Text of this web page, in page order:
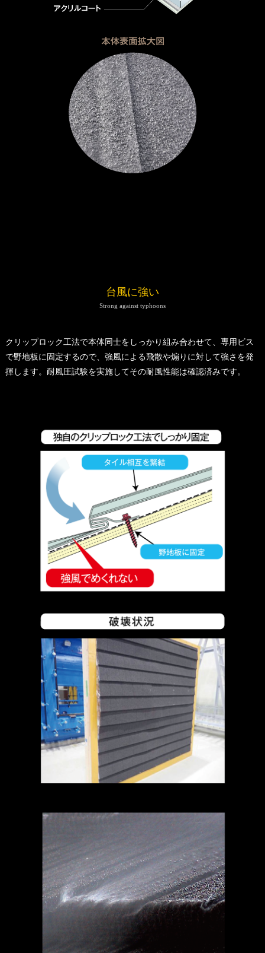
台風に強い
Strong against typhoons
クリップロック工法で本体同士をしっかり組み合わせて、専用ビス
で野地板に固定するので、強風による飛散や煽りに対して強さを発
揮します。耐風圧試験を実施してその耐風性能は確認済みです。